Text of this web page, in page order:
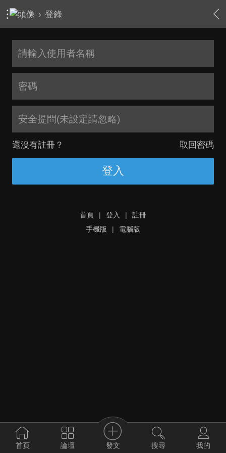
› 登錄
安全提問(未設定請忽略)
還沒有註冊？ 取回密碼
登入
首頁 | 登入 |
註冊
手機版
| 電腦版
首頁 論壇 發文 搜尋 我的